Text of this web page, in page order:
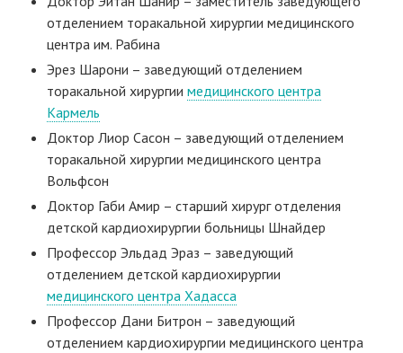
отделением торакальной хирургии медицинского
центра им. Рабина
Эрез Шарони – заведующий отделением
торакальной хирургиимедицинского центра
Кармель
Доктор Лиор Сасон – заведующий отделением
торакальной хирургии медицинского центра
Вольфсон
Доктор Габи Амир – старший хирург отделения
детской кардиохирургии больницы Шнайдер
Профессор Эльдад Эраз – заведующий
отделением детской кардиохирургии
медицинского центра Хадасса
Профессор Дани Битрон – заведующий
отделением кардиохирургии медицинского центра